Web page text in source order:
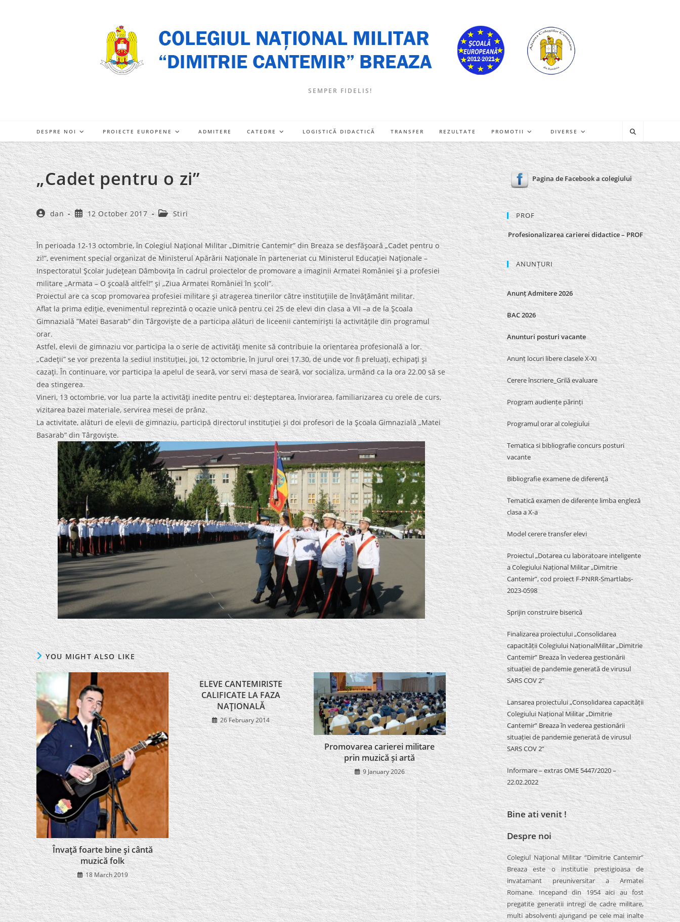
SEMPER FIDELIS!
DESPRE NOI PROIECTE EUROPENE ADMITERE CATEDRE LOGISTICĂ DIDACTICĂ TRANSFER REZULTATE PROMOTII DIVERSE
„Cadet pentru o zi”
Post
author:
dan
Post
published:
12 October 2017
Post
category:
Stiri
În perioada 12-13 octombrie, în Colegiul Naţional Militar „Dimitrie Cantemir” din Breaza se desfăşoară „Cadet pentru o
zi!”, eveniment special organizat de Ministerul Apărării Naţionale în parteneriat cu Ministerul Educaţiei Naţionale –
Inspectoratul Şcolar Judeţean Dâmboviţa în cadrul proiectelor de promovare a imaginii Armatei României şi a profesiei
militare „Armata – O şcoală altfel!” şi „Ziua Armatei României în şcoli”.
Proiectul are ca scop promovarea profesiei militare şi atragerea tinerilor către instituţiile de învăţământ militar.
Aflat la prima ediţie, evenimentul reprezintă o ocazie unică pentru cei 25 de elevi din clasa a VII –a de la Şcoala
Gimnazială ”Matei Basarab” din Târgovişte de a participa alături de liceenii cantemirişti la activităţile din programul
orar.
Astfel, elevii de gimnaziu vor participa la o serie de activităţi menite să contribuie la orientarea profesională a lor.
„Cadeţii” se vor prezenta la sediul instituţiei, joi, 12 octombrie, în jurul orei 17.30, de unde vor fi preluaţi, echipaţi şi
cazaţi. În continuare, vor participa la apelul de seară, vor servi masa de seară, vor socializa, urmând ca la ora 22.00 să se
dea stingerea.
Vineri, 13 octombrie, vor lua parte la activităţi inedite pentru ei: deşteptarea, înviorarea, familiarizarea cu orele de curs,
vizitarea bazei materiale, servirea mesei de prânz.
La activitate, alături de elevii de gimnaziu, participă directorul instituţiei şi doi profesori de la Şcoala Gimnazială „Matei
Basarab” din Târgovişte.
YOU MIGHT ALSO LIKE
Învaţă foarte bine şi cântă
muzică folk
18 March 2019
ELEVE CANTEMIRISTE
CALIFICATE LA FAZA
NAŢIONALĂ
26 February 2014
Promovarea carierei militare
prin muzică și artă
9 January 2026
Pagina de Facebook a colegiului
PROF
Profesionalizarea carierei didactice – PROF
ANUNȚURI
Anunț Admitere 2026
BAC 2026
Anunturi posturi vacante
Anunț locuri libere clasele X-XI
Cerere înscriere_Grilă evaluare
Program audiențe părinți
Programul orar al colegiului
Tematica si bibliografie concurs posturi
vacante
Bibliografie examene de diferență
Tematică examen de diferențe limba engleză
clasa a X-a
Model cerere transfer elevi
Proiectul „Dotarea cu laboratoare inteligente
a Colegiului Național Militar „Dimitrie
Cantemir”, cod proiect F-PNRR-Smartlabs-
2023-0598
Sprijin construire biserică
Finalizarea proiectului „Consolidarea
capacității Colegiului NaționalMilitar „Dimitrie
Cantemir” Breaza în vederea gestionării
situației de pandemie generată de virusul
SARS COV 2″
Lansarea proiectului „Consolidarea capacității
Colegiului Național Militar „Dimitrie
Cantemir” Breaza în vederea gestionării
situației de pandemie generată de virusul
SARS COV 2”
Informare – extras OME 5447/2020 –
22.02.2022
Bine ati venit !
Despre noi
Colegiul Naţional Militar “Dimitrie Cantemir”
Breaza este o institutie prestigioasa de
invatamant preuniversitar a Armatei
Romane. Incepand din 1954 aici au fost
pregatite generatii intregi de cadre militare,
multi absolventi ajungand pe cele mai inalte